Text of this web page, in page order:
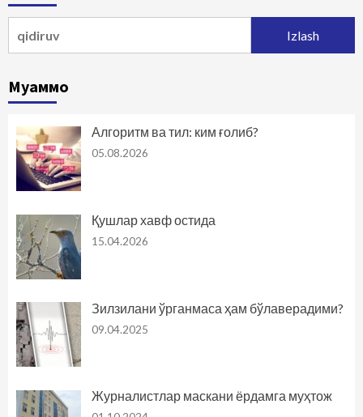
Муаммо
Алгоритм ва тил: ким ғолиб?
05.08.2026
Қушлар хавф остида
15.04.2026
Зилзилани ўрганмаса ҳам бўлаверадими?
09.04.2025
Журналистлар маскани ёрдамга муҳтож